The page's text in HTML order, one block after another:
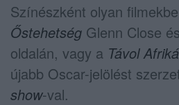
Színészként olyan
Őstehetség Glenn Close
oldalán, vagy a Távol
újabb Oscar-jelölést
show-val.